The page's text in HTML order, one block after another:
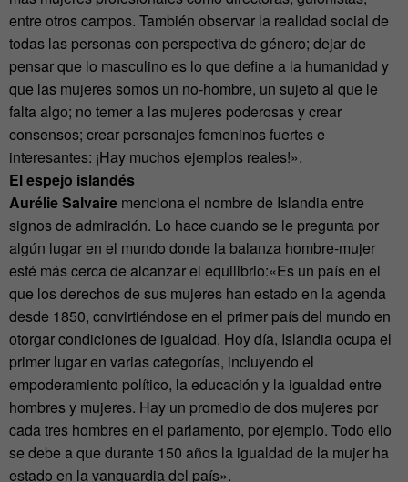
entre otros campos. También observar la realidad social de
todas las personas con perspectiva de género; dejar de
pensar que lo masculino es lo que define a la humanidad y
que las mujeres somos un no-hombre, un sujeto al que le
falta algo; no temer a las mujeres poderosas y crear
consensos; crear personajes femeninos fuertes e
interesantes: ¡Hay muchos ejemplos reales!».
El espejo islandés
Aurélie Salvaire menciona el nombre de Islandia entre
signos de admiración. Lo hace cuando se le pregunta por
algún lugar en el mundo donde la balanza hombre-mujer
esté más cerca de alcanzar el equilibrio:«Es un país en el
que los derechos de sus mujeres han estado en la agenda
desde 1850, convirtiéndose en el primer país del mundo en
otorgar condiciones de igualdad. Hoy día, Islandia ocupa el
primer lugar en varias categorías, incluyendo el
empoderamiento político, la educación y la igualdad entre
hombres y mujeres. Hay un promedio de dos mujeres por
cada tres hombres en el parlamento, por ejemplo. Todo ello
se debe a que durante 150 años la igualdad de la mujer ha
estado en la vanguardia del país».